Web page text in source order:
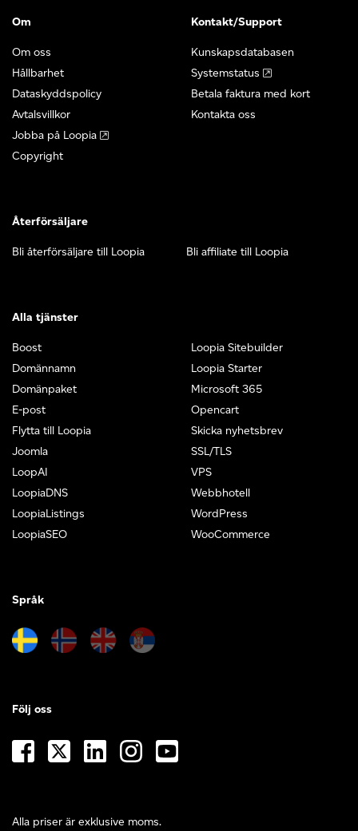
Om
Om oss
Hållbarhet
Dataskyddspolicy
Avtalsvillkor
Jobba på Loopia
Copyright
Kontakt/Support
Kunskapsdatabasen
Systemstatus
Betala faktura med kort
Kontakta oss
Återförsäljare
Bli återförsäljare till Loopia Bli affiliate till Loopia
Alla tjänster
Boost
Domännamn
Domänpaket
E-post
Flytta till Loopia
Joomla
LoopAI
LoopiaDNS
LoopiaListings
LoopiaSEO
Loopia Sitebuilder
Loopia Starter
Microsoft 365
Opencart
Skicka nyhetsbrev
SSL/TLS
VPS
Webbhotell
WordPress
WooCommerce
Språk
Alla priser är exklusive moms.
Följ oss